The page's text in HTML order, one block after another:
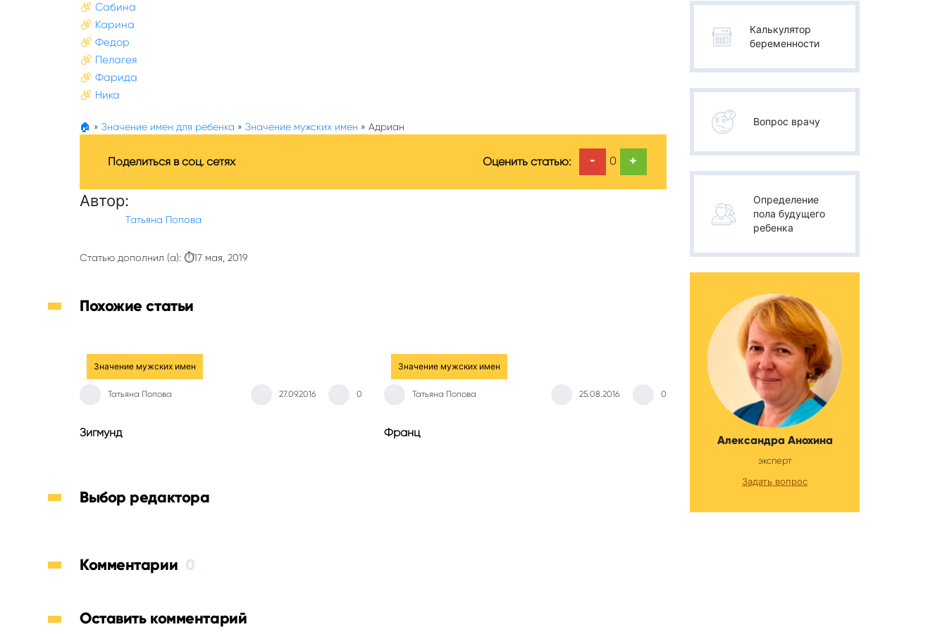
Сабина
Карина
Федор
Пелагея
Фарида
Ника
🏠 » Значение имен для ребенка » Значение мужских имен » Адриан
Поделиться в соц. сетях Оценить статью: - 0 +
Автор:
Татьяна Попова
Статью дополнил (а): ⏱17 мая, 2019
Похожие статьи
Значение мужских имен
Татьяна Попова 27.09.2016 0
Зигмунд
Значение мужских имен
Татьяна Попова 25.08.2016 0
Франц
Выбор редактора
Комментарии 0
Оставить комментарий
Калькулятор
беременности
Вопрос врачу
Определение
пола будущего
ребенка
Александра Анохина
эксперт
Задать вопрос